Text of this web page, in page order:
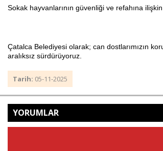
Sokak hayvanlarının güvenliği ve refahına
Çatalca Belediyesi olarak; can dostlarımızın
aralıksız sürdürüyoruz.
Tarih: 05-11-2025
YORUMLAR